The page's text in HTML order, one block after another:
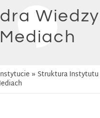
Mediach
Struktura Instytutu